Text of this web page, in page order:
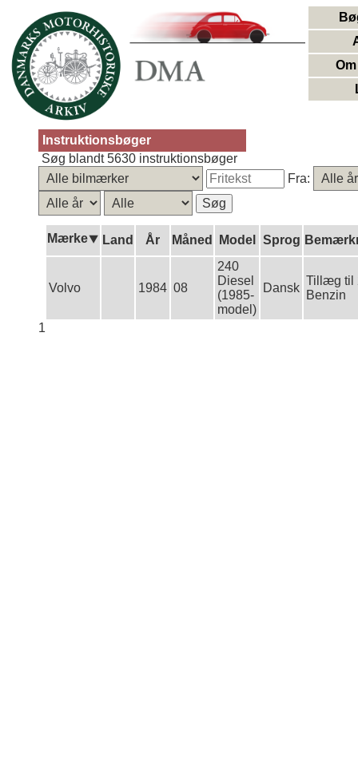
Instruktionsbøger
Søg blandt 5630 instruktionsbøger
Fra:
Mærke⯆ Land År Måned Model Sprog
Volvo 1984 08
240
Diesel
(1985-
model)
Dansk
Tillæg til
Benzin
1